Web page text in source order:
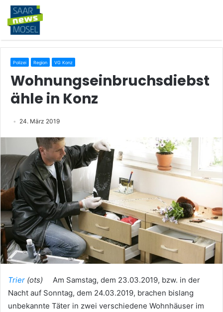
Polizei Region VG Konz
Wohnungseinbruchsdiebst
ähle in Konz
24. März 2019
Trier (ots) Am Samstag, dem 23.03.2019, bzw. in der
Nacht auf Sonntag, dem 24.03.2019, brachen bislang
unbekannte Täter in zwei verschiedene Wohnhäuser im